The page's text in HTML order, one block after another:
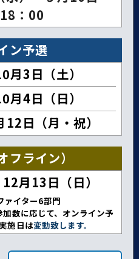
18：00
ン予選
3日（土）
4日（日）
（月・祝）
フライン）
月13日（日）
ァイター6部門
数に応じて、オンライン予
施日は変動致します。